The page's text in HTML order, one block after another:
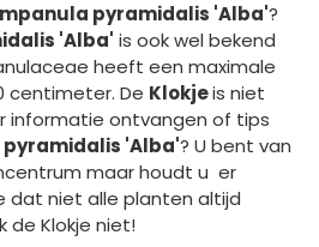
pyramidalis 'Alba'?
'Alba' is ook wel bekend
heeft een maximale
centimeter. De Klokjeis niet
informatie ontvangen of tips
'Alba'? U bent van
maar houdt u er
dat niet alle planten altijd
de Klokje niet!